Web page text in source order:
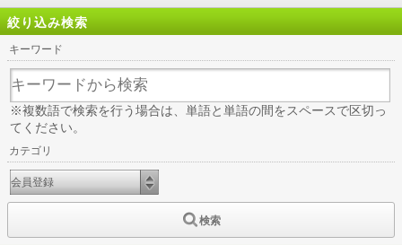
絞り込み検索
キーワード
※複数語で検索を行う場合は、単語と単語の間をスペースで区切っ
てください。
カテゴリ
検索